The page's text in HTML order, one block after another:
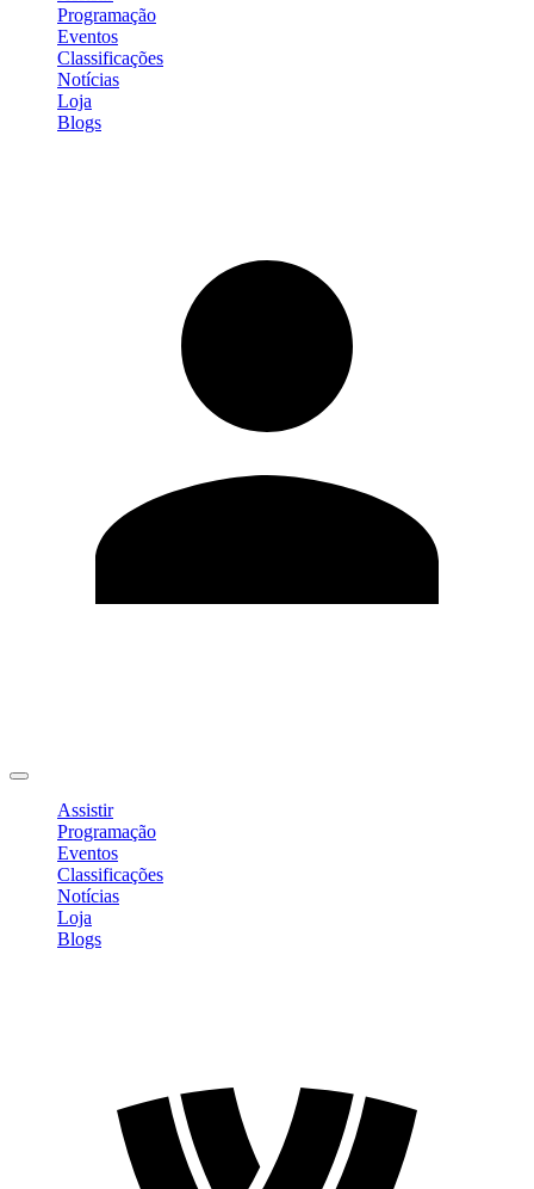
Programação
Eventos
Classificações
Notícias
Loja
Blogs
Assistir
Programação
Eventos
Classificações
Notícias
Loja
Blogs